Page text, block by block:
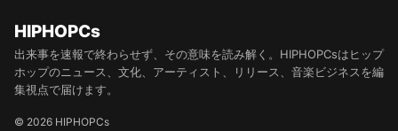
HIPHOPCs
出来事を速報で終わらせず、その意味を読み解く。HIPHOPCsはヒップ
ホップのニュース、文化、アーティスト、リリース、音楽ビジネスを編
集視点で届けます。
© 2026 HIPHOPCs